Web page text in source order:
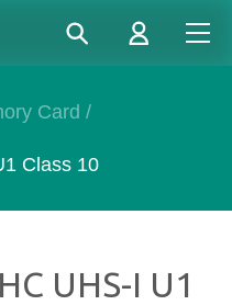
Card /
Class 10
UHS-I U1